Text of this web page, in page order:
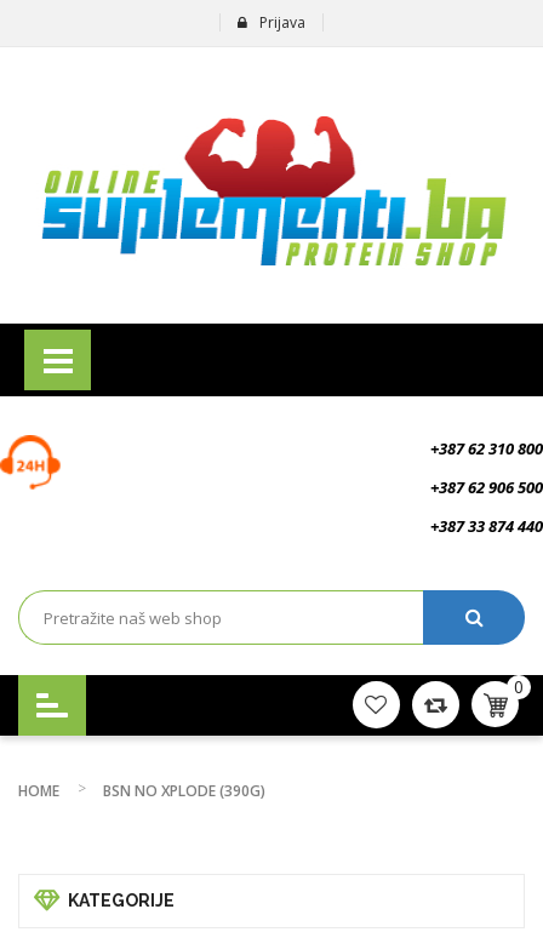
Prijava
+387 62 310 800
+387 62 906 500
+387 33 874 440
0
HOME BSN NO XPLODE (390G)
KATEGORIJE